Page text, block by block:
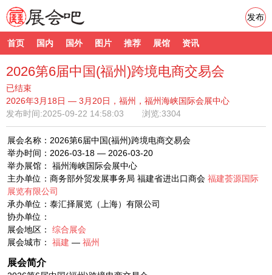
首页 国内 国外 图片 推荐 展馆 资讯
发布
2026第6届中国(福州)跨境电商交易会
已结束
2026年3月18日 — 3月20日，福州，福州海峡国际会展中心
发布时间:2025-09-22 14:58:03 浏览:3304
展会名称：2026第6届中国(福州)跨境电商交易会
举办时间：2026-03-18 — 2026-03-20
举办展馆： 福州海峡国际会展中心
主办单位：商务部外贸发展事务局 福建省进出口商会 福建荟源国际
展览有限公司
承办单位：泰汇择展览（上海）有限公司
协办单位：
展会地区： 综合展会
展会城市： 福建 — 福州
展会简介